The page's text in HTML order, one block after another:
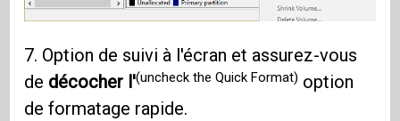
7. Option de suivi à l'écran et assurez-vous
de décocher l'(uncheck the Quick Format) option
de formatage rapide.